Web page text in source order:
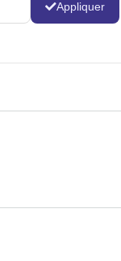
Appliquer